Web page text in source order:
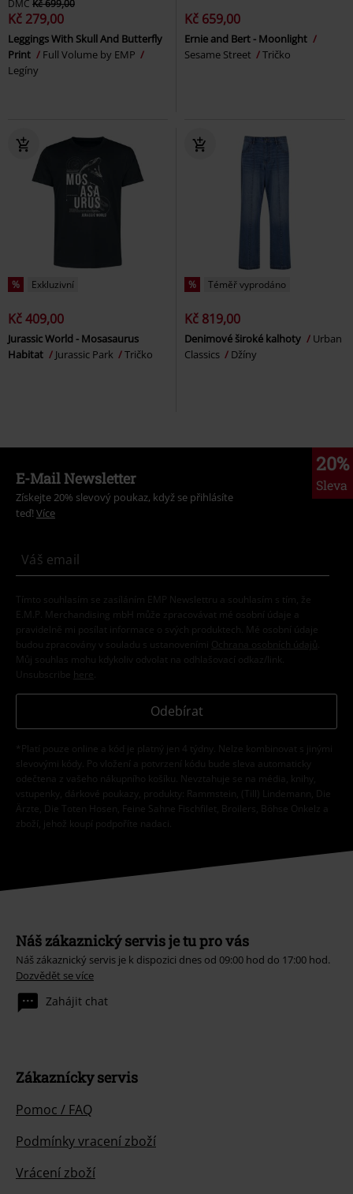
DMC Kč 699,00
Kč 279,00
Leggings With Skull And Butterfly
Print
Full Volume by EMP
Legíny
Kč 659,00
Ernie and Bert - Moonlight
Sesame Street
Tričko
% Exkluzivní
Kč 409,00
Jurassic World - Mosasaurus
Habitat
Jurassic Park Tričko
% Téměř vyprodáno
Kč 819,00
Denimové široké kalhoty
Urban
Classics
Džíny
20%
Sleva
E-Mail Newsletter
Získejte 20% slevový poukaz, když se přihlásíte
teď! Více
Tímto souhlasím se zasíláním EMP Newslettru a souhlasím s tím, že
E.M.P. Merchandising mbH může zpracovávat mé osobní údaje a
pravidelně mi posílat informace o svých produktech. Mé osobní údaje
budou zpracovány v souladu s ustanoveními
Ochrana osobních údajů
Můj souhlas mohu kdykoliv odvolat na odhlašovací odkaz/link.
Unsubscribe here
Odebírat
*Platí pouze online a kód je platný jen 4 týdny. Nelze kombinovat s jinými
slevovými kódy. Po vložení a potvrzení kódu bude sleva automaticky
odečtena z vašeho nákupního košíku. Nevztahuje se na média, knihy,
vstupenky, dárkové poukazy, produkty: Rammstein, (Till) Lindemann, Die
Ärzte, Die Toten Hosen, Feine Sahne Fischfilet, Broilers, Böhse Onkelz a
zboží, jehož koupí podpoříte nadaci.
Náš zákaznický servis je tu pro vás
Náš zákaznický servis je k dispozici dnes od 09:00 hod do 17:00 hod.
Dozvědět se více
Zahájit chat
Zákaznícky servis
Pomoc / FAQ
Podmínky vracení zboží
Vrácení zboží